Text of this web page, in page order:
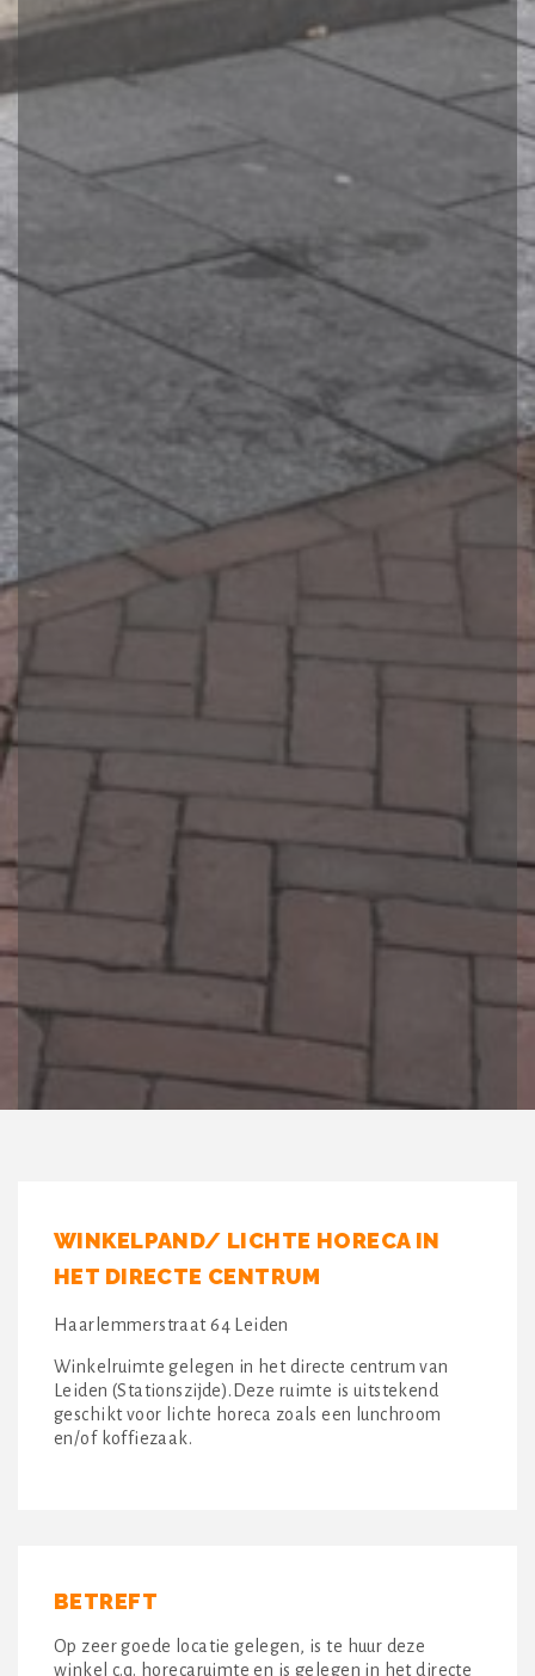
WINKELPAND/ LICHTE HORECA IN
HET DIRECTE CENTRUM
Haarlemmerstraat 64 Leiden
Winkelruimte gelegen in het directe centrum van
Leiden (Stationszijde).Deze ruimte is uitstekend
geschikt voor lichte horeca zoals een lunchroom
en/of koffiezaak.
BETREFT
Op zeer goede locatie gelegen, is te huur deze
winkel c.q. horecaruimte en is gelegen in het directe